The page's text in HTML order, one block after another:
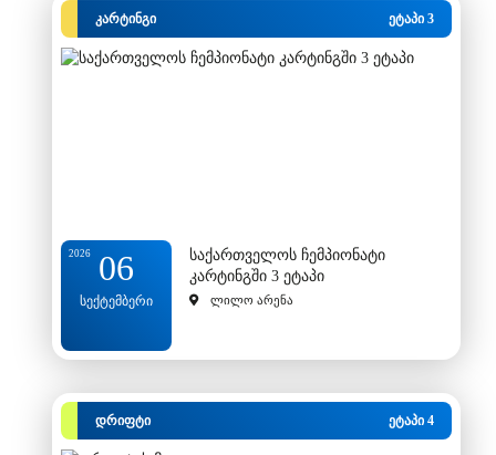
კარტინგი ეტაპი 3
06
სექტემბერი
2026
საქართველოს ჩემპიონატი
კარტინგში 3 ეტაპი
ლილო არენა
დრიფტი ეტაპი 4